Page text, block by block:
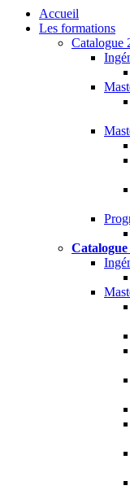
Accueil
Les formations
Catalogue
Catalogue